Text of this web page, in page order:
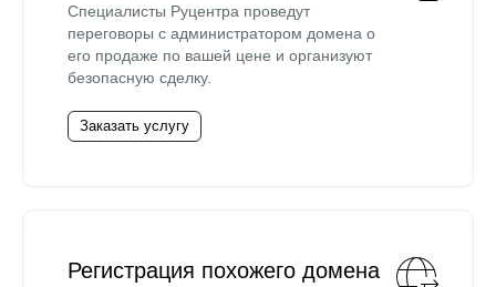
Специалисты Руцентра проведут
переговоры с администратором домена о
его продаже по вашей цене и организуют
безопасную сделку.
Заказать услугу
Регистрация похожего домена